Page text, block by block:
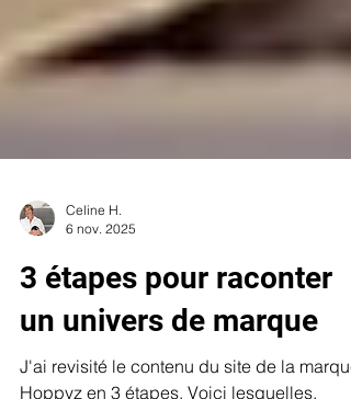
Celine H.
6 nov. 2025
3 étapes pour raconter
un univers de marque